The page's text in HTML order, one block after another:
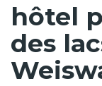
hôtel
des